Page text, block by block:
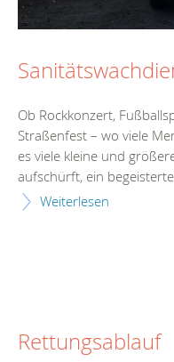
Ob Rockkonzert,
Straßenfest – wo viele
es viele kleine und
aufschürft, ein begeisterter
Weiterlesen
Rettungsablauf